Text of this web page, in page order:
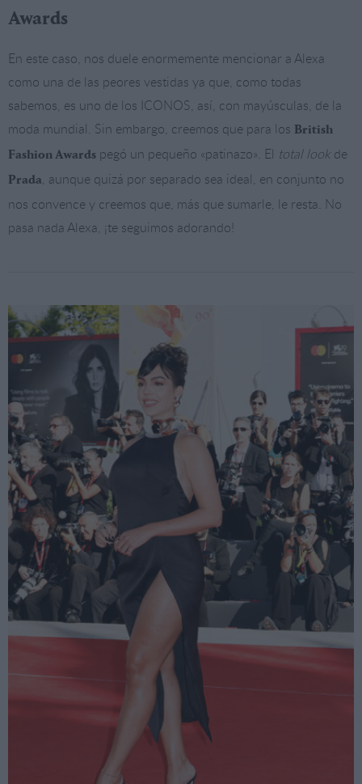
Awards
En este caso, nos duele enormemente mencionar a Alexa
como una de las peores vestidas ya que, como todas
sabemos, es uno de los ICONOS, así, con mayúsculas, de la
moda mundial. Sin embargo, creemos que para los British
Fashion Awards pegó un pequeño «patinazo». El total look de
Prada, aunque quizá por separado sea ideal, en conjunto no
nos convence y creemos que, más que sumarle, le resta. No
pasa nada Alexa, ¡te seguimos adorando!